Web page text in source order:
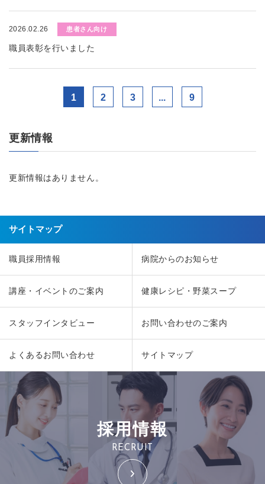
2026.02.26 患者さん向け
職員表彰を行いました
1 2 3 ... 9
更新情報
更新情報はありません。
サイトマップ
職員採用情報 病院からのお知らせ
講座・イベントのご案内 健康レシピ・野菜スープ
スタッフインタビュー お問い合わせのご案内
よくあるお問い合わせ サイトマップ
採用情報
RECRUIT